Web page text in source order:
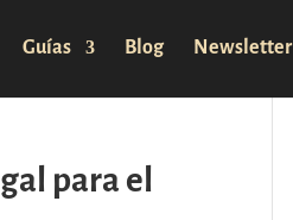
Guías Blog Newsletter
para el